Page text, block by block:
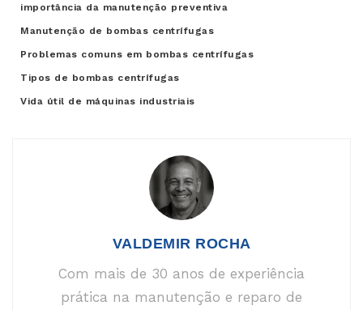
importância da manutenção preventiva
Manutenção de bombas centrífugas
Problemas comuns em bombas centrífugas
Tipos de bombas centrífugas
Vida útil de máquinas industriais
VALDEMIR ROCHA
Com mais de 30 anos de experiência
prática na manutenção e reparo de